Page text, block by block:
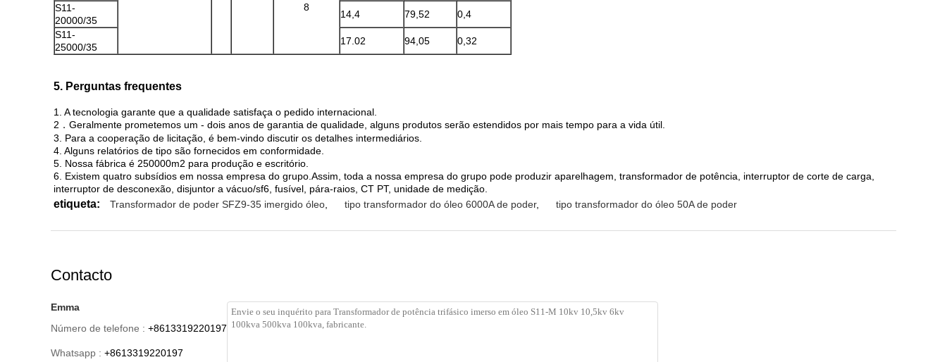
8
S11-
20000/35
14,4 79,52
0,4
S11-
25000/35
17.02 94,05 0,32
5. Perguntas frequentes
1. A tecnologia garante que a qualidade satisfaça o pedido internacional.
2．Geralmente prometemos um - dois anos de garantia de qualidade, alguns produtos serão estendidos por mais tempo para a vida útil.
3. Para a cooperação de licitação, é bem-vindo discutir os detalhes intermediários.
4. Alguns relatórios de tipo são fornecidos em conformidade.
5. Nossa fábrica é 250000m2 para produção e escritório.
6. Existem quatro subsídios em nossa empresa do grupo.Assim, toda a nossa empresa do grupo pode produzir aparelhagem, transformador de potência, interruptor de corte de carga,
interruptor de desconexão, disjuntor a vácuo/sf6, fusível, pára-raios, CT PT, unidade de medição.
etiqueta: Transformador de poder SFZ9-35 imergido óleo tipo transformador do óleo 6000A de poder, tipo transformador do óleo 50A de poder
Contacto
Emma
Número de telefone : +8613319220197
Whatsapp : +8613319220197